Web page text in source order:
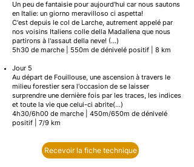
Un peu de fantaisie pour aujourd'hui car nous sautons
en Italie: un giorno meravilloso ci aspetta!
C'est depuis le col de Larche, autrement appelé par
nos voisins Italiens colle della Madallena que nous
partirons à l'assaut della neve! (...)
5h30 de marche | 550m de dénivelé positif | 8 km
Jour 5
Au départ de Fouillouse, une ascension à travers le
milieu forestier sera l'occasion de se laisser
surprendre une dernière fois par les traces, les indices
et toute la vie que celui-ci abrite(...)
4h30/6h00 de marche | 450m/650m de dénivelé
positif | 7/9 km
Recevoir la fiche technique